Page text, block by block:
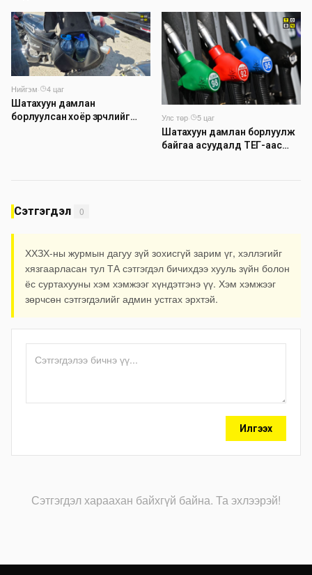
шинэчлэлийн төсвийг
шийдвэрлэхээр болов
Нийгэм·
4 цаг
Шатахуун дамлан
борлуулсан хоёр зөрчлийг
Улс төр·
5 цаг
Шатахуун дамлан борлуулж
байгаа асуудалд ТЕГ-аас
Сэтгэгдэл 0
ХХЗХ-ны журмын дагуу зүй зохисгүй зарим үг, хэллэгийг
хязгаарласан тул ТА сэтгэгдэл бичихдээ хууль зүйн болон
ёс суртахууны хэм хэмжээг хүндэтгэнэ үү. Хэм хэмжээг
зөрчсөн сэтгэгдэлийг админ устгах эрхтэй.
Илгээх
Сэтгэгдэл хараахан байхгүй байна. Та эхлээрэй!